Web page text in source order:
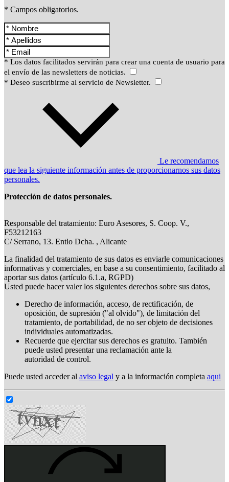
* Campos obligatorios.
* Los datos facilitados servirán para crear una cuenta de usuario para
el envío de las newsletters de noticias.
* Deseo suscribirme al servicio de Newsletter.
Le recomendamos
que lea la siguiente información antes de proporcionarnos sus datos
personales.
Protección de datos personales.
Responsable del tratamiento: Euro Asesores, S. Coop. V.,
F53212163
C/ Serrano, 13. Entlo Dcha. , Alicante
La finalidad del tratamiento de sus datos es enviarle comunicaciones
informativas y comerciales, en base a su consentimiento, facilitado al
aportar sus datos (artículo 6.1.a, RGPD)
Usted puede hacer valer los siguientes derechos sobre sus datos,
Derecho de información, acceso, de rectificación, de
oposición, de supresión ("al olvido"), de limitación del
tratamiento, de portabilidad, de no ser objeto de decisiones
individuales automatizadas.
Recuerde que ejercitar sus derechos es gratuito. También
puede usted presentar una reclamación ante la
autoridad de control.
Puede usted acceder al aviso legal y a la información completa aqui